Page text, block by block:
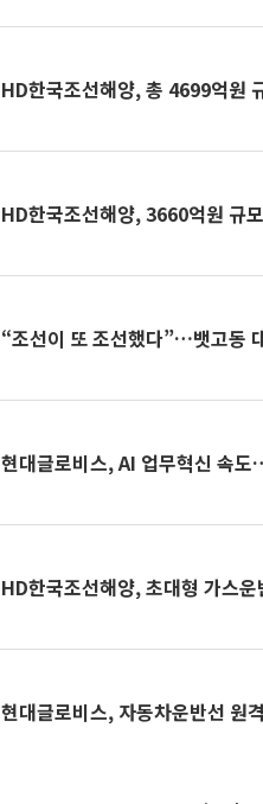
HD한국조선해양, 총 4699억원
HD한국조선해양, 3660억원 규
“조선이 또 조선했다”…뱃고동
현대글로비스, AI 업무혁신 속
HD한국조선해양, 초대형 가스
현대글로비스, 자동차운반선 원